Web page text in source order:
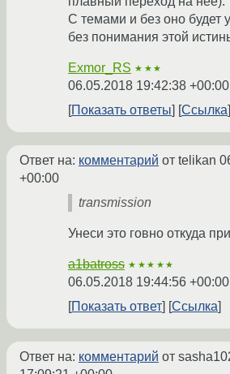
С темами и без оно будет
без понимания этой
Exmor_RS ★★★
06.05.2018 19:42:38 +00:00
Показать ответы
Ссылка
Ответ на: комментарий от telikan
+00:00
transmission
Унеси это говно откуда
a1batross ★★★★★
06.05.2018 19:44:56 +00:00
Показать ответ
Ссылка
Ответ на: комментарий от